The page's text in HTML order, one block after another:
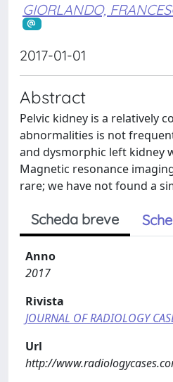
GIORLANDO,
2017-01-01
Abstract
Pelvic kidney is a relatively
abnormalities is not
and dysmorphic left kidney
Magnetic resonance
rare; we have not found a
Scheda breve
Anno
2017
Rivista
JOURNAL OF RADIOLOGY
Url
http://